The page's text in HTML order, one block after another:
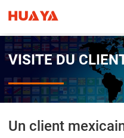
VISITE DU
Un client